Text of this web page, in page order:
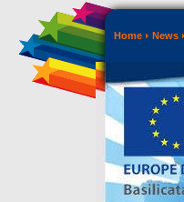
Home News